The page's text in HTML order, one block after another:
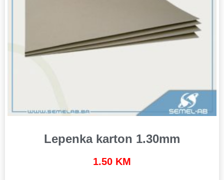
Lepenka karton 1.30mm
1.50 KM